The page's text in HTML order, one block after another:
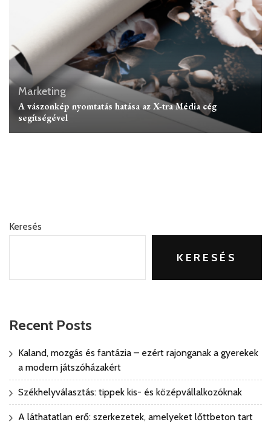
Marketing
A vászonkép nyomtatás hatása az X-tra Média cég
segítségével
Marketing
Miben tud segíteni a Google hirdetés?
Keresés
KERESÉS
Recent Posts
Kaland, mozgás és fantázia – ezért rajonganak a gyerekek
a modern játszóházakért
Székhelyválasztás: tippek kis- és középvállalkozóknak
A láthatatlan erő: szerkezetek, amelyeket lőttbeton tart